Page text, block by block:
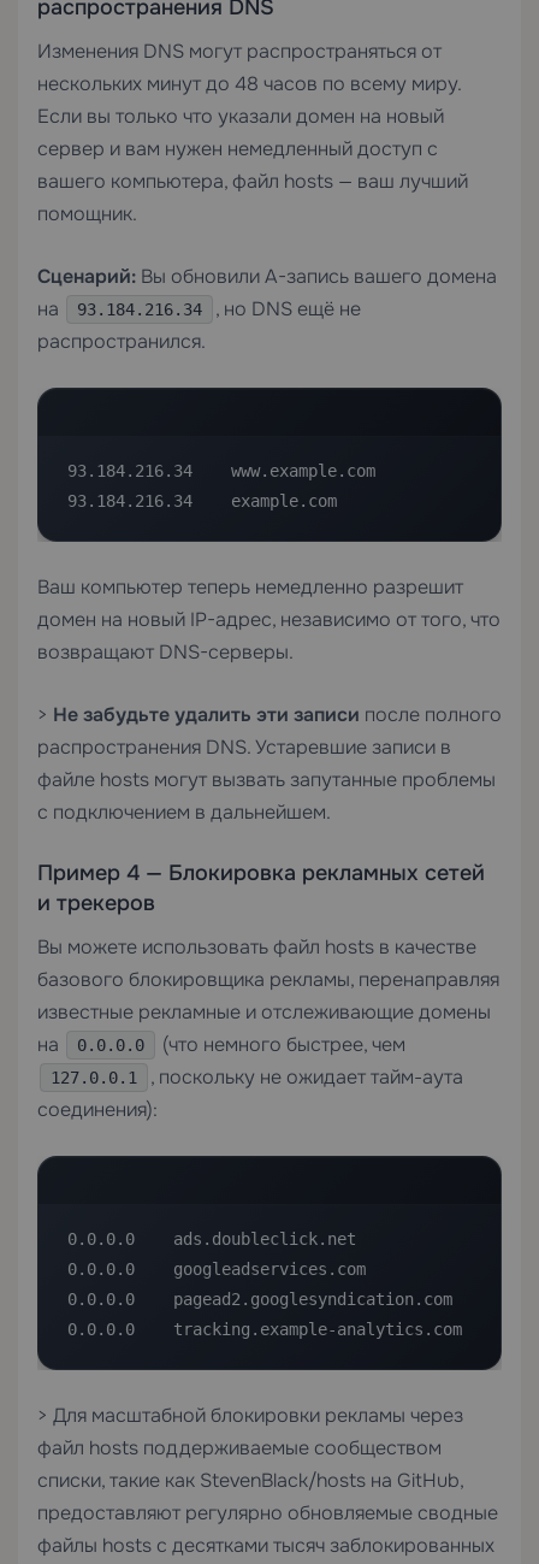
распространения DNS
Изменения DNS могут распространяться от
нескольких минут до 48 часов по всему миру.
Если вы только что указали домен на новый
сервер и вам нужен немедленный доступ с
вашего компьютера, файл hosts — ваш лучший
помощник.
Сценарий: Вы обновили A-запись вашего домена
на
93.184.216.34
, но DNS ещё не
распространился.
93.184.216.34    www.example.com
93.184.216.34    example.com
Ваш компьютер теперь немедленно разрешит
домен на новый IP-адрес, независимо от того, что
возвращают DNS-серверы.
> Не забудьте удалить эти записи после полного
распространения DNS. Устаревшие записи в
файле hosts могут вызвать запутанные проблемы
с подключением в дальнейшем.
Пример 4 — Блокировка рекламных сетей
и трекеров
Вы можете использовать файл hosts в качестве
базового блокировщика рекламы, перенаправляя
известные рекламные и отслеживающие домены
на
0.0.0.0 (что немного быстрее, чем
127.0.0.1
, поскольку не ожидает тайм-аута
соединения):
0.0.0.0    ads.doubleclick.net
0.0.0.0    googleadservices.com
0.0.0.0    pagead2.googlesyndication.com
0.0.0.0    tracking.example-analytics.com
> Для масштабной блокировки рекламы через
файл hosts поддерживаемые сообществом
списки, такие как StevenBlack/hosts на GitHub,
предоставляют регулярно обновляемые сводные
файлы hosts с десятками тысяч заблокированных